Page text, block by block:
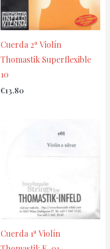
Cuerda 2ª Violín
Thomastik Superflexible
10
€13.80
Cuerda 1ª Violín